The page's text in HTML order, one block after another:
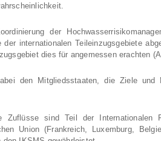
der
internationalen Teileinzugsgebiete
dies für angemessen erachten
den Mitgliedsstaaten, die Ziele und
sind Teil der Internationalen
Union (Frankreich, Luxemburg,